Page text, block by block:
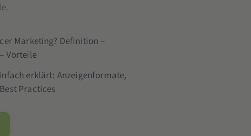
Marketing? Definition –
Vorteile
erklärt: Anzeigenformate,
Practices